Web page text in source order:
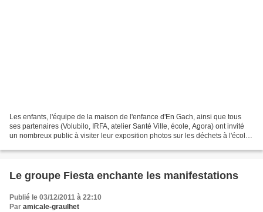
Les enfants, l'équipe de la maison de l'enfance d'En Gach, ainsi que tous
ses partenaires (Volubilo, IRFA, atelier Santé Ville, école, Agora) ont invité
un nombreux public à visiter leur exposition photos sur les déchets à l'école
Le groupe Fiesta enchante les manifestations
Publié le 03/12/2011 à 22:10
Par amicale-graulhet